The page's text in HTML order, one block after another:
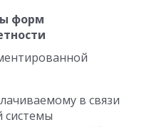
форм
в связи